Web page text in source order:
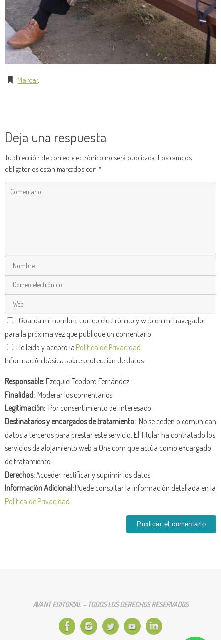
Marcar.
Deja una respuesta
Tu dirección de correo electrónico no será publicada. Los campos
obligatorios están marcados con *
Guarda mi nombre, correo electrónico y web en mi navegador
para la próxima vez que publique un comentario.
He leído y acepto la Política de Privacidad.
Información básica sobre protección de datos
Responsable:Ezequiel Teodoro Fernández.
Finalidad: Moderar los comentarios.
Legitimación: Por consentimiento del interesado.
Destinatarios y encargados de tratamiento: No se ceden o comunican
datos a terceros para prestar este servicio. El Titular ha contratado los
servicios de alojamiento web a One.com que actúa como encargado
de tratamiento.
Derechos:Acceder, rectificar y suprimir los datos.
Información Adicional:Puede consultar la información detallada en la
Política de Privacidad.
AVANT EDITORIAL - TODOS LOS DERECHOS RESERVADOS